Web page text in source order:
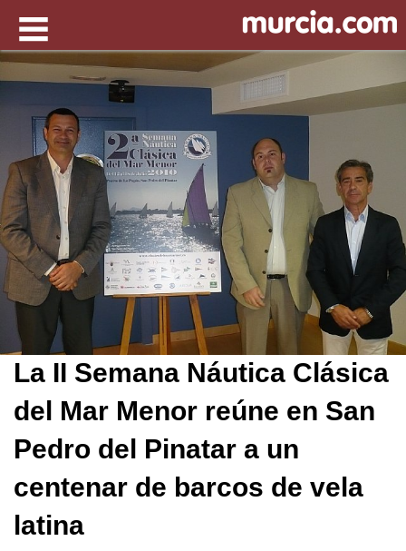
La II Semana Náutica Clásica
del Mar Menor reúne en San
Pedro del Pinatar a un
centenar de barcos de vela
latina